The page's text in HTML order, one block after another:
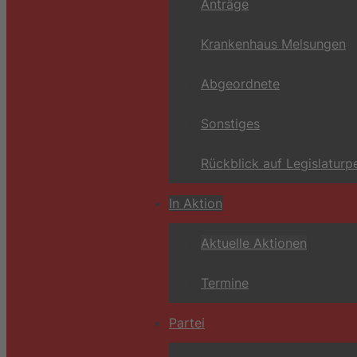
Anträge
Krankenhaus Melsungen
Abgeordnete
Sonstiges
Rückblick auf
In Aktion
Aktuelle Aktionen
Termine
Partei